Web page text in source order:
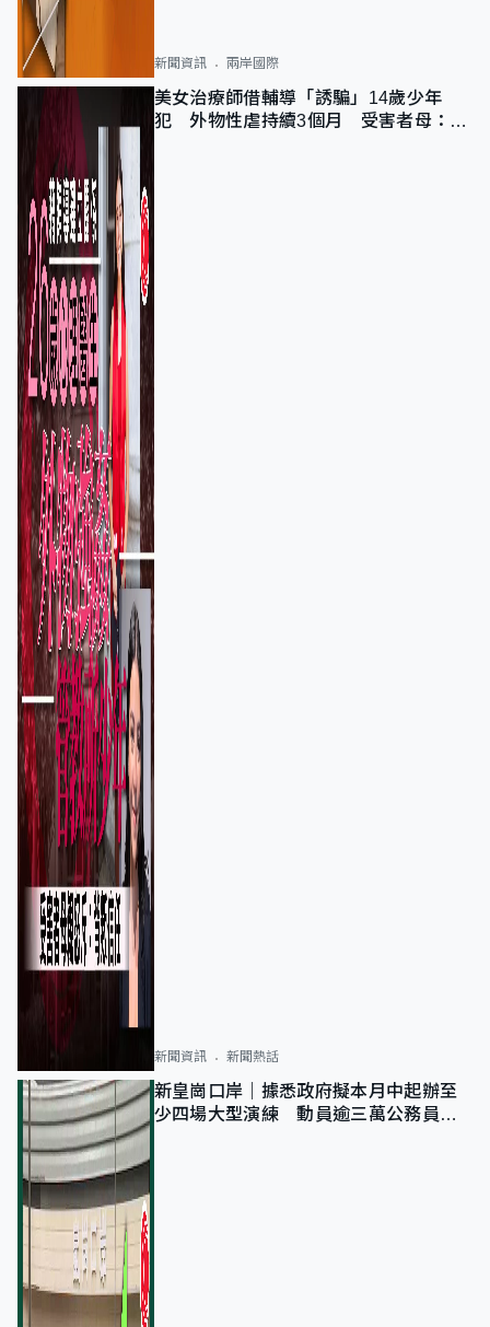
新聞資訊 兩岸國際
美女治療師借輔導「誘騙」14歲少年
犯 外物性虐持續3個月 受害者母：要
新聞資訊 新聞熱話
新皇崗口岸｜據悉政府擬本月中起辦至
少四場大型演練 動員逾三萬公務員人